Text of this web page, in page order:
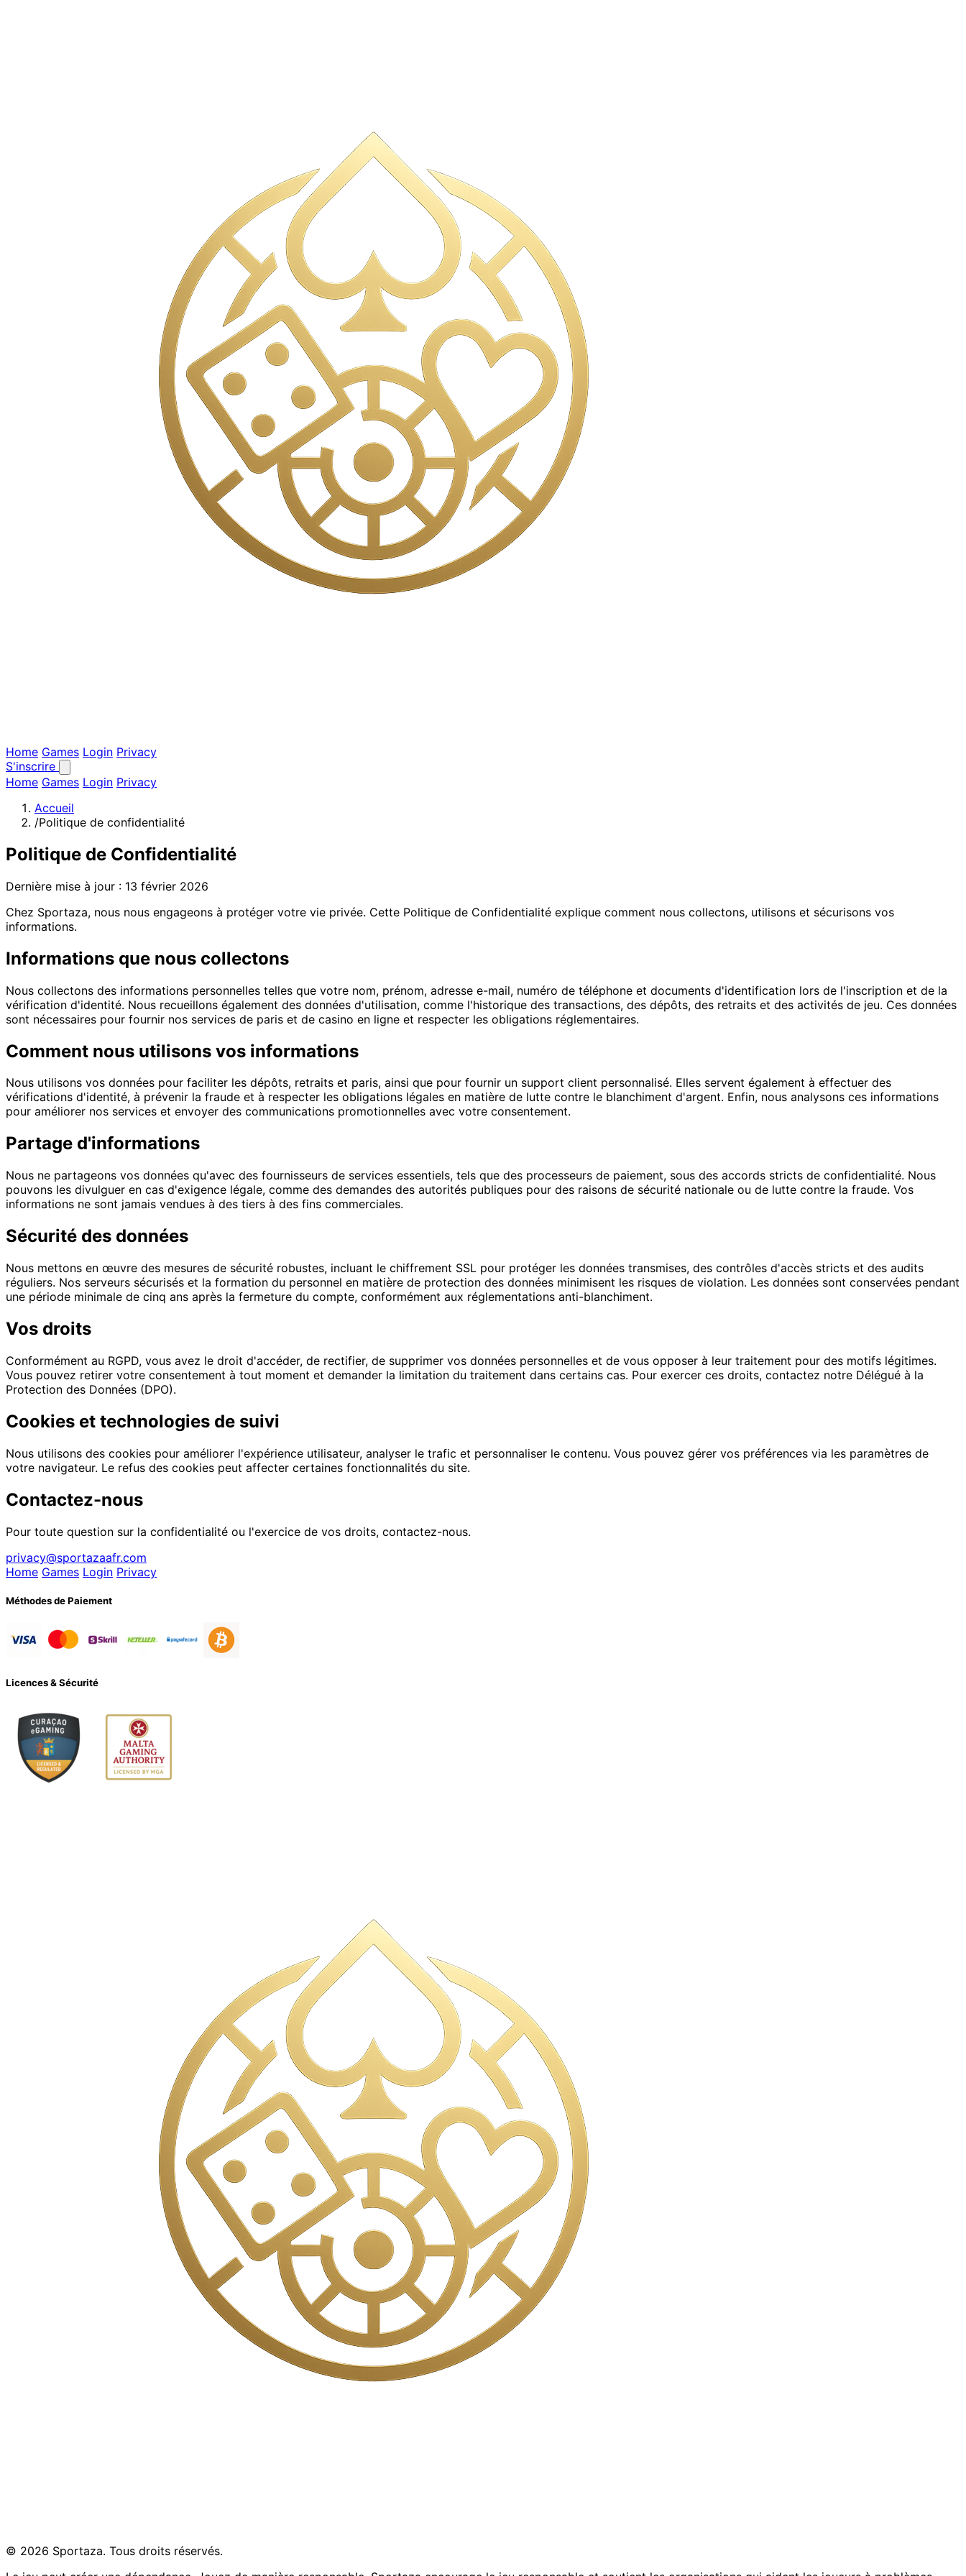
Home Games Login Privacy
S'inscrire
Home Games Login Privacy
Accueil
/Politique de confidentialité
Politique de Confidentialité
Dernière mise à jour : 13 février 2026
Chez Sportaza, nous nous engageons à protéger votre vie privée. Cette Politique de Confidentialité explique comment nous collectons, utilisons et sécurisons vos
informations.
Informations que nous collectons
Nous collectons des informations personnelles telles que votre nom, prénom, adresse e-mail, numéro de téléphone et documents d'identification lors de l'inscription et de la
vérification d'identité. Nous recueillons également des données d'utilisation, comme l'historique des transactions, des dépôts, des retraits et des activités de jeu. Ces données
sont nécessaires pour fournir nos services de paris et de casino en ligne et respecter les obligations réglementaires.
Comment nous utilisons vos informations
Nous utilisons vos données pour faciliter les dépôts, retraits et paris, ainsi que pour fournir un support client personnalisé. Elles servent également à effectuer des
vérifications d'identité, à prévenir la fraude et à respecter les obligations légales en matière de lutte contre le blanchiment d'argent. Enfin, nous analysons ces informations
pour améliorer nos services et envoyer des communications promotionnelles avec votre consentement.
Partage d'informations
Nous ne partageons vos données qu'avec des fournisseurs de services essentiels, tels que des processeurs de paiement, sous des accords stricts de confidentialité. Nous
pouvons les divulguer en cas d'exigence légale, comme des demandes des autorités publiques pour des raisons de sécurité nationale ou de lutte contre la fraude. Vos
informations ne sont jamais vendues à des tiers à des fins commerciales.
Sécurité des données
Nous mettons en œuvre des mesures de sécurité robustes, incluant le chiffrement SSL pour protéger les données transmises, des contrôles d'accès stricts et des audits
réguliers. Nos serveurs sécurisés et la formation du personnel en matière de protection des données minimisent les risques de violation. Les données sont conservées pendant
une période minimale de cinq ans après la fermeture du compte, conformément aux réglementations anti-blanchiment.
Vos droits
Conformément au RGPD, vous avez le droit d'accéder, de rectifier, de supprimer vos données personnelles et de vous opposer à leur traitement pour des motifs légitimes.
Vous pouvez retirer votre consentement à tout moment et demander la limitation du traitement dans certains cas. Pour exercer ces droits, contactez notre Délégué à la
Protection des Données (DPO).
Cookies et technologies de suivi
Nous utilisons des cookies pour améliorer l'expérience utilisateur, analyser le trafic et personnaliser le contenu. Vous pouvez gérer vos préférences via les paramètres de
votre navigateur. Le refus des cookies peut affecter certaines fonctionnalités du site.
Contactez-nous
Pour toute question sur la confidentialité ou l'exercice de vos droits, contactez-nous.
privacy@sportazaafr.com
Home Games Login Privacy
Méthodes de Paiement
Licences & Sécurité
© 2026 Sportaza. Tous droits réservés.